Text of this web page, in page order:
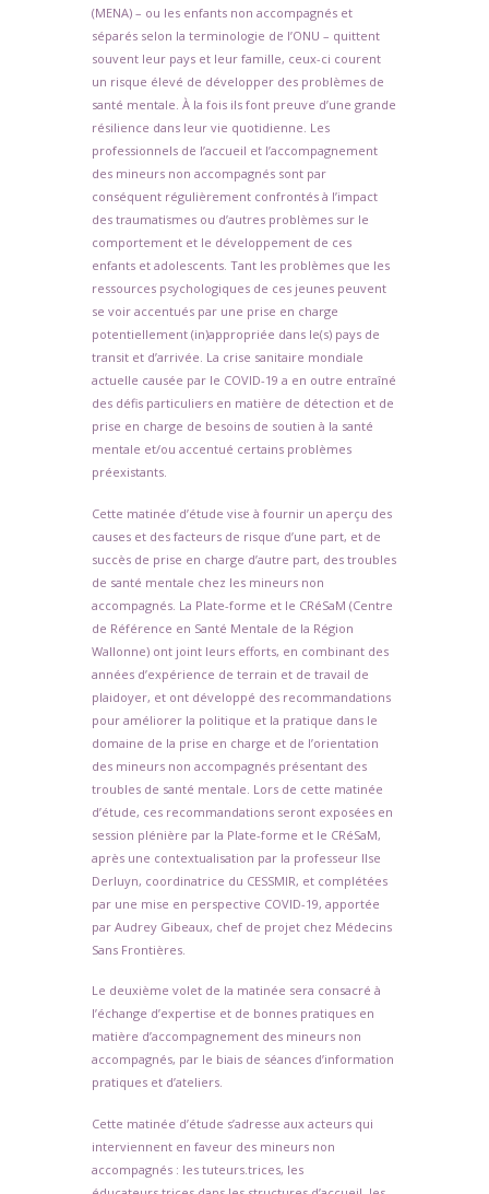
(MENA) – ou les enfants non accompagnés et
séparés selon la terminologie de l’ONU – quittent
souvent leur pays et leur famille, ceux-ci courent
un risque élevé de développer des problèmes de
santé mentale. À la fois ils font preuve d’une grande
résilience dans leur vie quotidienne. Les
professionnels de l’accueil et l’accompagnement
des mineurs non accompagnés sont par
conséquent régulièrement confrontés à l’impact
des traumatismes ou d’autres problèmes sur le
comportement et le développement de ces
enfants et adolescents. Tant les problèmes que les
ressources psychologiques de ces jeunes peuvent
se voir accentués par une prise en charge
potentiellement (in)appropriée dans le(s) pays de
transit et d’arrivée. La crise sanitaire mondiale
actuelle causée par le COVID-19 a en outre entraîné
des défis particuliers en matière de détection et de
prise en charge de besoins de soutien à la santé
mentale et/ou accentué certains problèmes
préexistants.
Cette matinée d’étude vise à fournir un aperçu des
causes et des facteurs de risque d’une part, et de
succès de prise en charge d’autre part, des troubles
de santé mentale chez les mineurs non
accompagnés. La Plate-forme et le CRéSaM (Centre
de Référence en Santé Mentale de la Région
Wallonne) ont joint leurs efforts, en combinant des
années d’expérience de terrain et de travail de
plaidoyer, et ont développé des recommandations
pour améliorer la politique et la pratique dans le
domaine de la prise en charge et de l’orientation
des mineurs non accompagnés présentant des
troubles de santé mentale. Lors de cette matinée
d’étude, ces recommandations seront exposées en
session plénière par la Plate-forme et le CRéSaM,
après une contextualisation par la professeur Ilse
Derluyn, coordinatrice du CESSMIR, et complétées
par une mise en perspective COVID-19, apportée
par Audrey Gibeaux, chef de projet chez Médecins
Sans Frontières.
Le deuxième volet de la matinée sera consacré à
l’échange d’expertise et de bonnes pratiques en
matière d’accompagnement des mineurs non
accompagnés, par le biais de séances d’information
pratiques et d’ateliers.
Cette matinée d’étude s’adresse aux acteurs qui
interviennent en faveur des mineurs non
accompagnés : les tuteurs.trices, les